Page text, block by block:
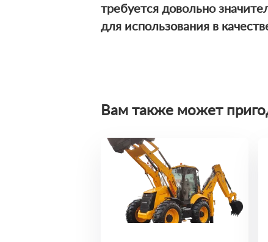
требуется довольно
для использования в
Вам также может